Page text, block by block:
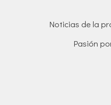
Noticias de la
Pasión